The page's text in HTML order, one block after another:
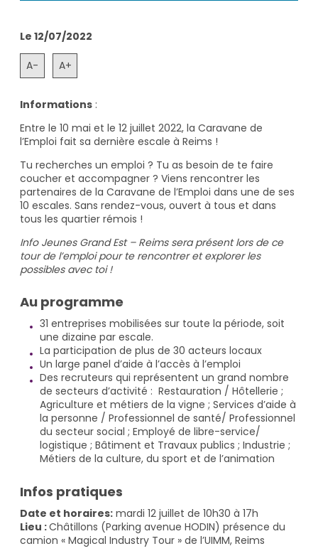
Le 12/07/2022
A- A+
Informations :
Entre le 10 mai et le 12 juillet 2022, la Caravane de
l’Emploi fait sa dernière escale à Reims !
Tu recherches un emploi ? Tu as besoin de te faire
coucher et accompagner ? Viens rencontrer les
partenaires de la Caravane de l’Emploi dans une de ses
10 escales. Sans rendez-vous, ouvert à tous et dans
tous les quartier rémois !
Info Jeunes Grand Est – Reims sera présent lors de ce
tour de l’emploi pour te rencontrer et explorer les
possibles avec toi !
Au programme
31 entreprises mobilisées sur toute la période, soit
une dizaine par escale.
La participation de plus de 30 acteurs locaux
Un large panel d’aide à l’accès à l’emploi
Des recruteurs qui représentent un grand nombre
de secteurs d’activité : Restauration / Hôtellerie ;
Agriculture et métiers de la vigne ; Services d’aide à
la personne / Professionnel de santé/ Professionnel
du secteur social ; Employé de libre-service/
logistique ; Bâtiment et Travaux publics ; Industrie ;
Métiers de la culture, du sport et de l’animation
Infos pratiques
Date et horaires: mardi 12 juillet de 10h30 à 17h
Lieu :Châtillons (Parking avenue HODIN) présence du
camion « Magical Industry Tour » de l’UIMM, Reims